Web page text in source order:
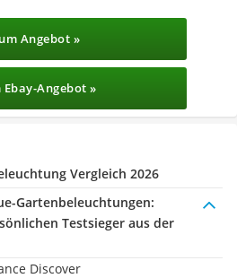
Angebot »
Ebay-Angebot »
Vergleich 2026
Gartenbeleuchtungen:
Testsieger aus der
Discover